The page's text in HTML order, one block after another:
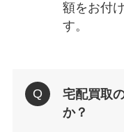
額をお付
す。
宅配買取
か？